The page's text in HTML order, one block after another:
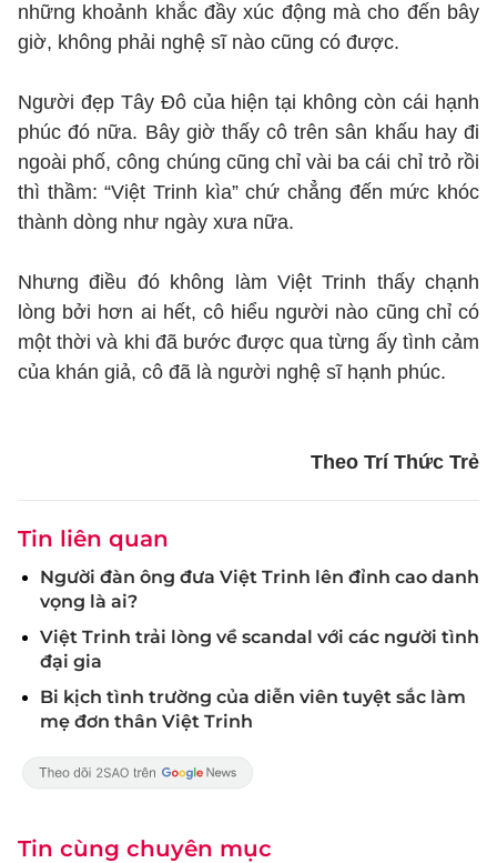
những khoảnh khắc đầy xúc động mà cho đến bây
giờ, không phải nghệ sĩ nào cũng có được.
Người đẹp Tây Đô của hiện tại không còn cái hạnh
phúc đó nữa. Bây giờ thấy cô trên sân khấu hay đi
ngoài phố, công chúng cũng chỉ vài ba cái chỉ trỏ rồi
thì thầm: “Việt Trinh kìa” chứ chẳng đến mức khóc
thành dòng như ngày xưa nữa.
Nhưng điều đó không làm Việt Trinh thấy chạnh
lòng bởi hơn ai hết, cô hiểu người nào cũng chỉ có
một thời và khi đã bước được qua từng ấy tình cảm
của khán giả, cô đã là người nghệ sĩ hạnh phúc.
Theo Trí Thức Trẻ
Tin liên quan
Người đàn ông đưa Việt Trinh lên đỉnh cao danh
vọng là ai?
Việt Trinh trải lòng về scandal với các người tình
đại gia
Bi kịch tình trường của diễn viên tuyệt sắc làm
mẹ đơn thân Việt Trinh
Tin cùng chuyên mục